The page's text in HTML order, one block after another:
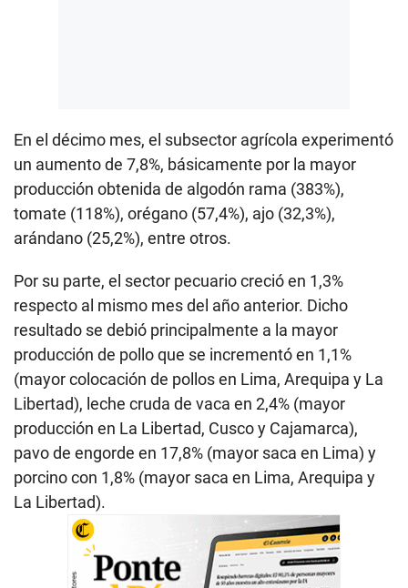
En el décimo mes, el subsector agrícola experimentó
un aumento de 7,8%, básicamente por la mayor
producción obtenida de algodón rama (383%),
tomate (118%), orégano (57,4%), ajo (32,3%),
arándano (25,2%), entre otros.
Por su parte, el sector pecuario creció en 1,3%
respecto al mismo mes del año anterior. Dicho
resultado se debió principalmente a la mayor
producción de pollo que se incrementó en 1,1%
(mayor colocación de pollos en Lima, Arequipa y La
Libertad), leche cruda de vaca en 2,4% (mayor
producción en La Libertad, Cusco y Cajamarca),
pavo de engorde en 17,8% (mayor saca en Lima) y
porcino con 1,8% (mayor saca en Lima, Arequipa y
La Libertad).